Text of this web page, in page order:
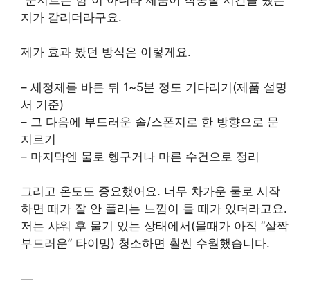
지가 갈리더라구요.
제가 효과 봤던 방식은 이렇게요.
– 세정제를 바른 뒤 1~5분 정도 기다리기(제품 설명
서 기준)
– 그 다음에 부드러운 솔/스폰지로 한 방향으로 문
지르기
– 마지막엔 물로 헹구거나 마른 수건으로 정리
그리고 온도도 중요했어요. 너무 차가운 물로 시작
하면 때가 잘 안 풀리는 느낌이 들 때가 있더라고요.
저는 샤워 후 물기 있는 상태에서(물때가 아직 “살짝
부드러운” 타이밍) 청소하면 훨씬 수월했습니다.
—